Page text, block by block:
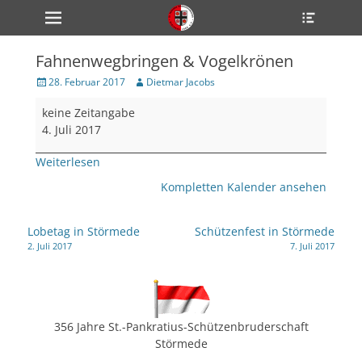
zum
Inhalt
Primärmenü
Fahnenwegbringen & Vogelkrönen
Veröffentlicht
28. Februar 2017 Author
Dietmar Jacobs
Fahnenwegbringen
Vogelkrönen
keine Zeitangabe
4. Juli 2017
Weiterlesen
Kompletten Kalender ansehen
Beitragsnavigation
Lobetag in Störmede
2. Juli 2017
Schützenfest in Störmede
7. Juli 2017
356 Jahre St.-Pankratius-Schützenbruderschaft
Störmede